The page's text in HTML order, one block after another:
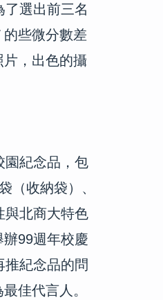
選出前三名
些微分數差
，出色的攝
園紀念品，包
（收納袋）、
與北商大特色
99週年校慶
推紀念品的問
佳代言人。